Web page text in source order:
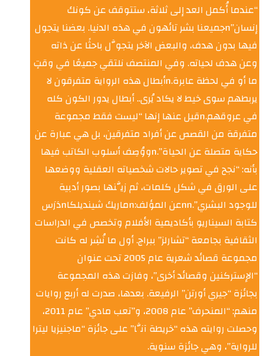
“عندما أُكمل العد إلى ثلاثة، ستتوقف عن كونك
إنسان”nجميعنا بشر تائهون في هذه الدنيا. بعضنا يتجول
فيها بدون هدف، والبعض الآخر يتجوَّل باحثًا عن ذاته
وعن هدف لحياته. وفي المنتصف نلتقي جميعًا في وقتٍ
ما أو في لحظة عابرة.nأبطال هذه الرواية متفرقون لا
يربطهم سوى خيط لا يكاد يُرى.. أبطال يدور الكون كله
في عروقهم.nقيل عنها إنها “ليست فقط مجموعة
متفرقة من القصص عن أفراد متفرقين، بل هي عبارة عن
حكاية متصلة عن الحياة”.nووُصِف أسلوب الكاتب فيها
بأنه: “نجح في تصوير حالات شخصياته العقلية ووضعها
على الورق في شكل كلمات، ثم زيَّنها بصور أدبية
للوجود البشري”.nnعن المؤلف:nماريك شينديلكاnدَرَس
كتابة السيناريو بأكاديمية الأفلام وتخصص في الدراسات
الثقافية بجامعة “تشارلز” ببراج. أول ما نُشِر له كانت
مجموعة قصائد شعرية عام 2005 تحت عنوان
“الإستركنين وقصائد أخرى”، وفازت هذه المجموعة
بجائزة “جيري أورتن” الرفيعة. بعدها، صدرت له أربع روايات
منهم: “المنحرف” عام 2008، و”تعب مادي” عام 2011،
وحصلت روايته هذه “خريطة آنَّا” على جائزة “ماجنيزيا ليترا
للرواية”، وهي جائزة سنوية.